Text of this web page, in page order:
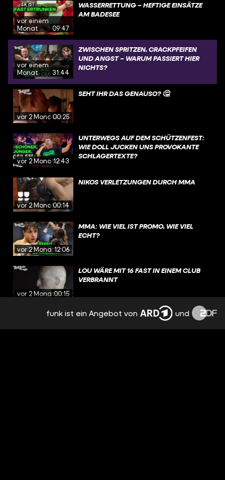
vor einem
Monat
09:47
WASSERRETTUNG – HEFTIGE EINSÄTZE
AM BADESEE
vor einem
Monat
31:44
ZWISCHEN SPRITZEN, CRACKPFEIFEN
UND ANGST – WARUM PASSIERT HIER
NICHTS?
vor 2 Monaten
00:25
SEHT IHR DAS GENAUSO? 🤔
vor 2 Monaten
12:43
UNTERWEGS AUF DEM SCHÜTZENFEST:
WIE DOLL JUCKEN UNS PROVOKANTE
SCHLAGERTEXTE?
vor 2 Monaten
00:14
NIKOS VERLETZUNGEN DURCH MMA
vor 2 Monaten12:06
MMA: WIE VIEL IST PROMO, WIE VIEL
ECHT?
vor 2 Monaten
00:15
LOU WÄRE MIT 16 FAST IN EINEM CLUB
VERBRANNT
WAS BEDEUTET DER #BRANDSCHUTZ
funk ist ein Angebot von und